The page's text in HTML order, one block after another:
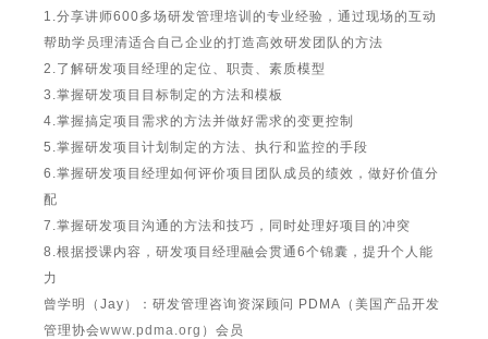
1.分享讲师600多场研发管理培训的专业经验，通过现场的互动
帮助学员理清适合自己企业的打造高效研发团队的方法
2.了解研发项目经理的定位、职责、素质模型
3.掌握研发项目目标制定的方法和模板
4.掌握搞定项目需求的方法并做好需求的变更控制
5.掌握研发项目计划制定的方法、执行和监控的手段
6.掌握研发项目经理如何评价项目团队成员的绩效，做好价值分
配
7.掌握研发项目沟通的方法和技巧，同时处理好项目的冲突
8.根据授课内容，研发项目经理融会贯通6个锦囊，提升个人能
力
曾学明（Jay）：研发管理咨询资深顾问 PDMA（美国产品开发
管理协会www.pdma.org ）会员